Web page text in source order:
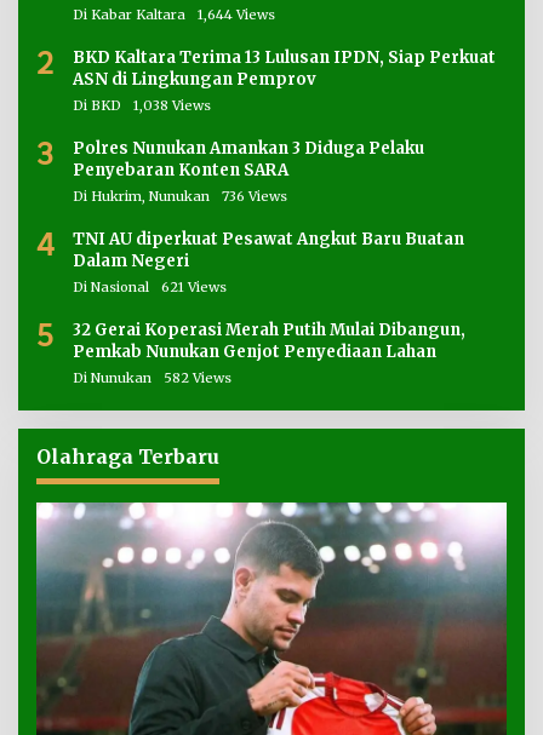
Di Kabar Kaltara 1,644 Views
2
BKD Kaltara Terima 13 Lulusan IPDN, Siap Perkuat
ASN di Lingkungan Pemprov
Di BKD 1,038 Views
3
Polres Nunukan Amankan 3 Diduga Pelaku
Penyebaran Konten SARA
Di Hukrim, Nunukan 736 Views
4
TNI AU diperkuat Pesawat Angkut Baru Buatan
Dalam Negeri
Di Nasional 621 Views
5
32 Gerai Koperasi Merah Putih Mulai Dibangun,
Pemkab Nunukan Genjot Penyediaan Lahan
Di Nunukan 582 Views
Olahraga Terbaru